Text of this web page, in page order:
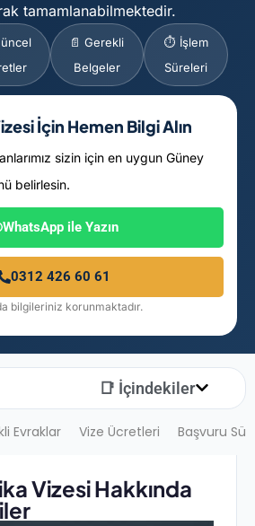
tamamlanabilmektedir.
📄 Gerekli
Belgeler
⏱️ İşlem
Süreleri
İçin Hemen Bilgi Alın
sizin için en uygun Güney
belirlesin.
WhatsApp ile Yazın
0312 426 60 61
bilgileriniz korunmaktadır.
📑 İçindekiler
Evraklar Vize Ücretleri Başvuru
Vizesi Hakkında